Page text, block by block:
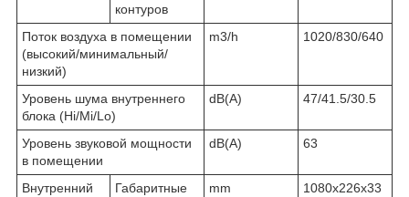
контуров
Поток воздуха в помещении
(высокий/минимальный/
низкий)
m3/h 1020/830/640
Уровень шума внутреннего
блока (Hi/Mi/Lo)
dB(A) 47/41.5/30.5
Уровень звуковой мощности
в помещении
dB(A) 63
Внутренний Габаритные mm 1080x226x33